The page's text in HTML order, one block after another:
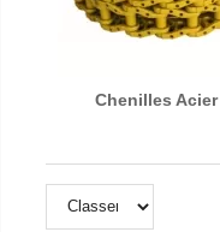
Chenilles Acier